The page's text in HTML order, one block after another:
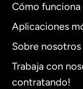
Cómo funciona
Aplicaciones
Sobre nosotros
Trabaja con
contratando!